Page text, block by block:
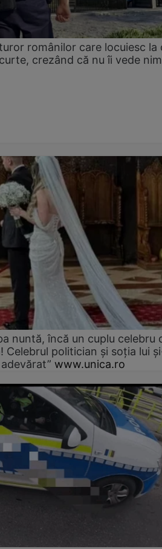
românilor care locuiesc la
crezând că nu îi vede
nuntă, încă un cuplu celebru
Celebrul politician și soția lui
www.unica.ro